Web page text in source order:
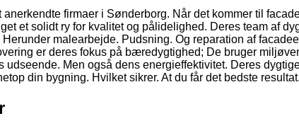
firmaer i Sønderborg. Når det kommer til
et solidt ry for kvalitet og pålidelighed. Deres team af
malearbejde. Pudsning. Og reparation af
er deres fokus på bæredygtighed; De bruger
udseende. Men også dens energieffektivitet. Deres
din bygning. Hvilket sikrer. At du får det bedste resultat.